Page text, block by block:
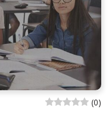
(0)